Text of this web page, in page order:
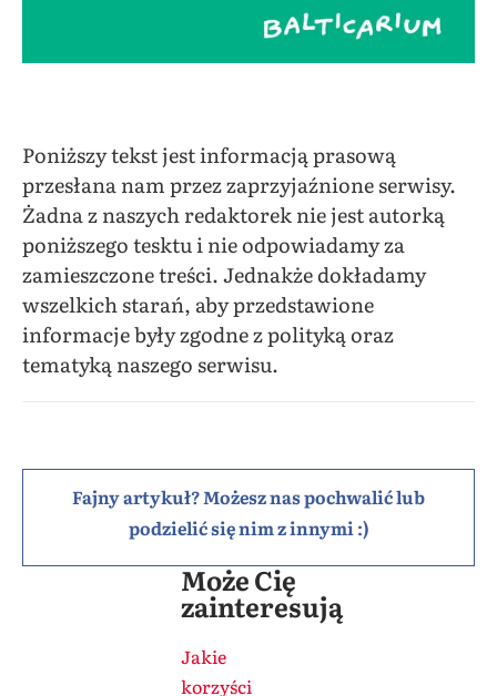
Poniższy tekst jest informacją prasową
przesłana nam przez zaprzyjaźnione serwisy.
Żadna z naszych redaktorek nie jest autorką
poniższego tesktu i nie odpowiadamy za
zamieszczone treści. Jednakże dokładamy
wszelkich starań, aby przedstawione
informacje były zgodne z polityką oraz
tematyką naszego serwisu.
Fajny artykuł? Możesz nas pochwalić lub
podzielić się nim z innymi :)
Może Cię
zainteresują
Jakie
korzyści